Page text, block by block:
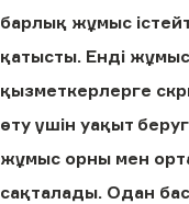
барлық жұмыс
қатысты. Енді
қызметкерлерге
өту үшін уақыт
жұмыс орны мен
сақталады. Одан